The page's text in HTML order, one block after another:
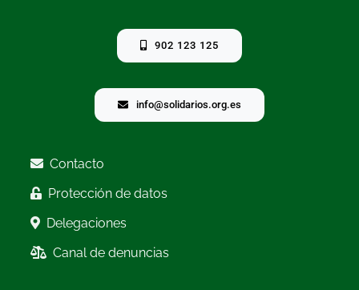
902 123 125
info@solidarios.org.es
Contacto
Protección de datos
Delegaciones
Canal de denuncias